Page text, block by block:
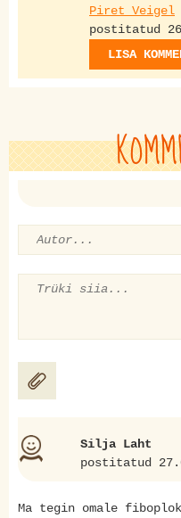
Piret Veigel
postitatud
LISA
Silja Laht
postitatud
Ma tegin omale